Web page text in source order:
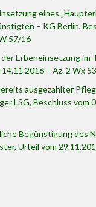
eines
– KG Berlin,
57/16
Erbeneinsetzung im
– Az. 2 Wx
ausgezahlter
LSG, Beschluss vom
Begünstigung des
Urteil vom